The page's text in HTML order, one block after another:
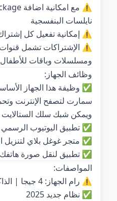
نايلسات البنفسجية
⚠ إمكانية تفعيل كل
⚠ الإشتراكات تشمل قنوات
ومسلسلات وباقات للأطفال
وظائف الجهاز:
✅ وظيفة هذا الجهاز
سمارت لتصفح الإنترنت
ويمكن شبك سلك الستالايت
✅ تطبيق اليوتيوب الرسمي
✅ متجر غوغل بلاي لتنزيل
✅ تطبيق لنقل صورة
المواصفات:
⚠ رام الجهاز: 4 جيجا | الذاكرة الداخلية: 32 جيجا
✅ نظام جديد 2025